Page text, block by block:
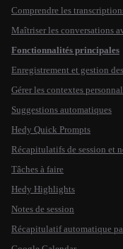
Comprendre les
Maîtriser les conversations
Fonctionnalités principales
Enregistrement et gestion
Gérer les contextes
Suggestions automatiques
Hedy Quick Prompts
Récapitulatifs de session et
Tâches à faire
Hedy Highlights
Notes de session
Récapitulatif automatique